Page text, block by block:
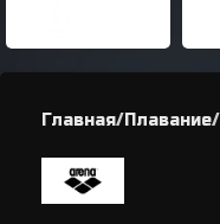
Главная Плавание